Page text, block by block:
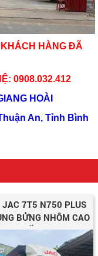
HÀNG ĐÃ
0908.032.412
HOÀI
An, Tỉnh Bình
JAC 7T5 N750 PLUS
BỬNG NHÔM CAO
CẤP